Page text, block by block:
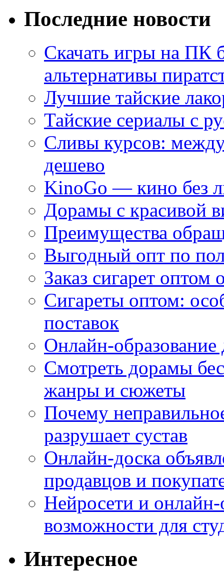
Последние новости
Скачать игры на ПК
альтернативы
Лучшие тайские
Тайские сериалы с
Сливы курсов:
дешево
KinoGo — кино без
Дорамы с красивой
Преимущества
Выгодный опт по
Заказ сигарет оптом
Сигареты оптом:
поставок
Онлайн-
Смотреть дорамы
жанры и сюжеты
Почему
разрушает сустав
Онлайн-доска
продавцов и
Нейросети и
возможности для
Интересное